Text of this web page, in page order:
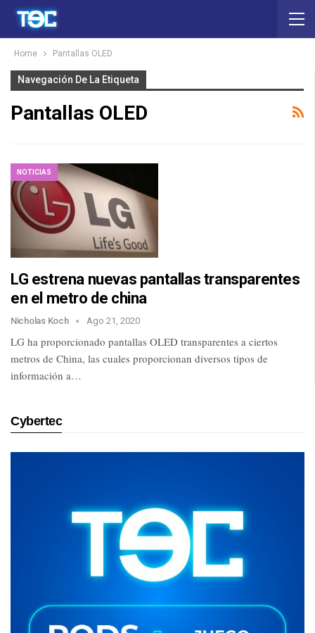
Home Pantallas OLED
Navegación De La Etiqueta
Pantallas OLED
NOTICIAS
LG estrena nuevas pantallas transparentes
en el metro de china
Nicholas Koch Ago 21, 2020
LG ha proporcionado pantallas OLED transparentes a ciertos
metros de China, las cuales proporcionan diversos tipos de
información a…
Cybertec